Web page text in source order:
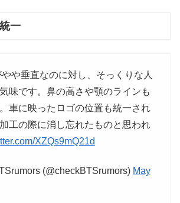
一
や垂直なのに対し、そっくりな人
味です。鼻の高さや顎のラインも
車に映ったロゴの位置も統一され
工の際に消し忘れたものと思われ
XZQs9mQ21d
(@checkBTSrumors) May